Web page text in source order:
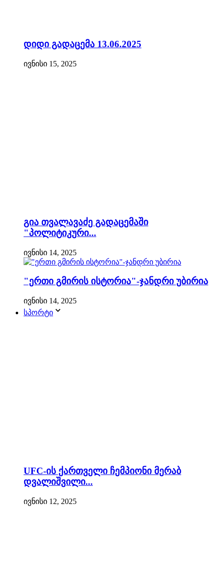
დიდი გადაცემა 13.06.2025
ივნისი 15, 2025
გია თვალავაძე გადაცემაში
"პოლიტიკური...
ივნისი 14, 2025
"ერთი გმირის ისტორია"-ჯანდრი უბირია
ივნისი 14, 2025
სპორტი
UFC-ის ქართველი ჩემპიონი მერაბ
დვალიშვილი...
ივნისი 12, 2025